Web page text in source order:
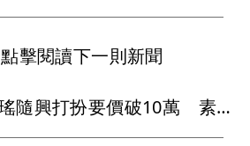
點擊閱讀下一則新聞
狗仔直擊｜郭書瑤隨興打扮要價破10萬 素顏進擊新生活圈（壹蘋10點強打）